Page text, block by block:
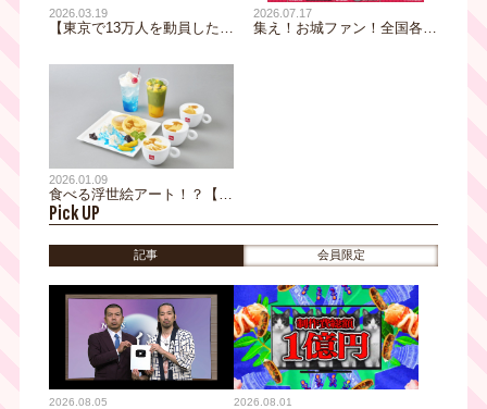
2026.03.19
【東京で13万人を動員した話
2026.07.17
集え！お城ファン！全国各地
2026.01.09
食べる浮世絵アート！？【大
阪展限定】コラボカフェのメ
ニューを公開！「動き出す浮
世絵展 OSAKA」
Pick UP
記事 会員限定
2026.08.05 2026.08.01